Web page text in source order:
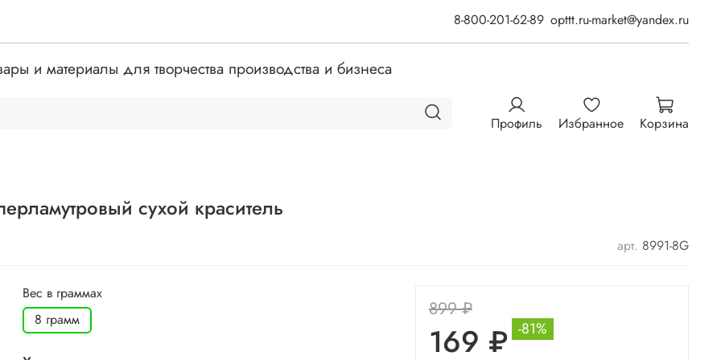
8-800-201-62-89 opttt.ru-market@yandex.ru
и материалы для творчества производства и бизнеса
Профиль Избранное Корзина
сухой краситель
арт. 8991-8G
Вес в граммах
8 грамм
899 ₽
169 ₽ -81%